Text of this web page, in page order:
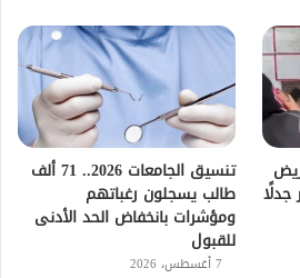
تنسيق الجامعات 2026.. 71 ألف
طالب يسجلون رغباتهم
ومؤشرات بانخفاض الحد الأدنى
للقبول
7 أغسطس، 2026